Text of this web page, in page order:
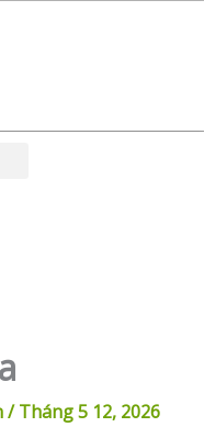
/Tháng 5 12, 2026